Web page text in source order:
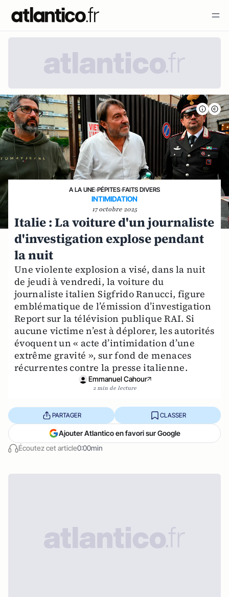
A LA UNE›PÉPITES›FAITS DIVERS
INTIMIDATION
17 octobre 2025
Italie : La voiture d'un journaliste
d'investigation explose pendant
la nuit
Une violente explosion a visé, dans la nuit
de jeudi à vendredi, la voiture du
journaliste italien Sigfrido Ranucci, figure
emblématique de l’émission d’investigation
Report sur la télévision publique RAI. Si
aucune victime n’est à déplorer, les autorités
évoquent un « acte d’intimidation d’une
extrême gravité », sur fond de menaces
récurrentes contre la presse italienne.
Emmanuel Cahour
2 min de lecture
Écoutez cet article0:00min
PARTAGER CLASSER
Ajouter Atlantico en favori sur Google